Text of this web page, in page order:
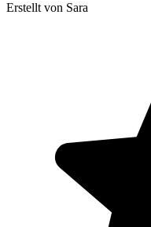
Erstellt von Sara